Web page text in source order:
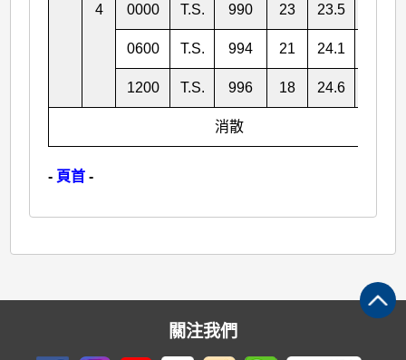
4 0000 T.S. 990 23 23.5
0600 T.S. 994 21 24.1
1200 T.S. 996 18 24.6
消散
- 頁首 -
關注我們